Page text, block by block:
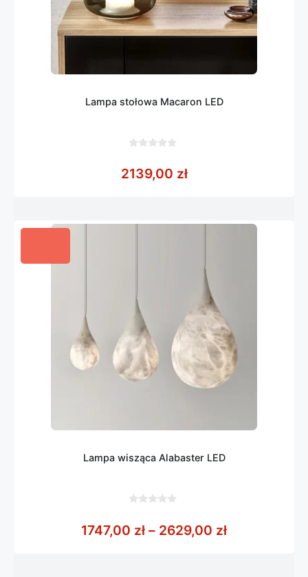
Lampa stołowa Macaron LED
5
2139,00 zł
Lampa wisząca Alabaster LED
5
1747,00 zł – 2629,00 złZakres cen: